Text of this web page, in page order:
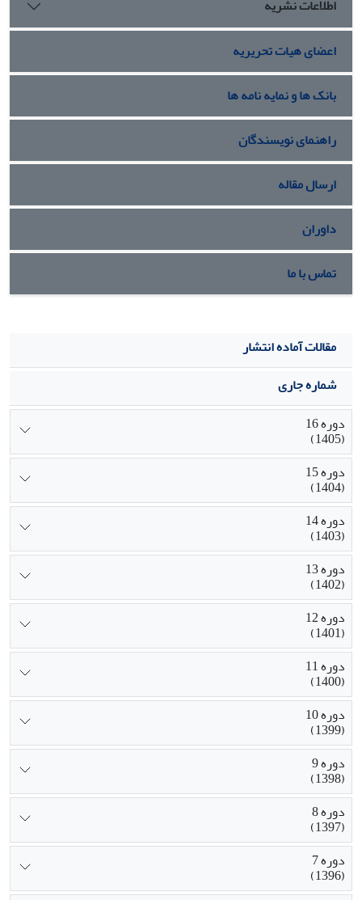
اطلاعات نشریه
اعضای هیات تحریریه
بانک ها و نمایه نامه ها
راهنمای نویسندگان
ارسال مقاله
داوران
تماس با ما
مقالات آماده انتشار
شماره جاری
دوره 16
(1405)
دوره 15
(1404)
دوره 14
(1403)
دوره 13
(1402)
دوره 12
(1401)
دوره 11
(1400)
دوره 10
(1399)
دوره 9
(1398)
دوره 8
(1397)
دوره 7
(1396)